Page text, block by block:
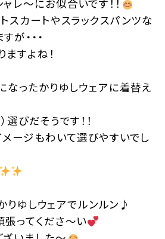
レ～にお似合いです！！
スカートやスラックスパンツな
が・・・
すよね！
なったかりゆしウェアに着替え
選びだそうです！！
ージもわいて選びやすいでし
りゆしウェアでルンルン♪
ってくださ～い